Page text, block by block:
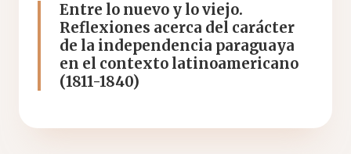
Entre lo nuevo y lo viejo.
Reflexiones acerca del carácter
de la independencia paraguaya
en el contexto latinoamericano
(1811-1840)